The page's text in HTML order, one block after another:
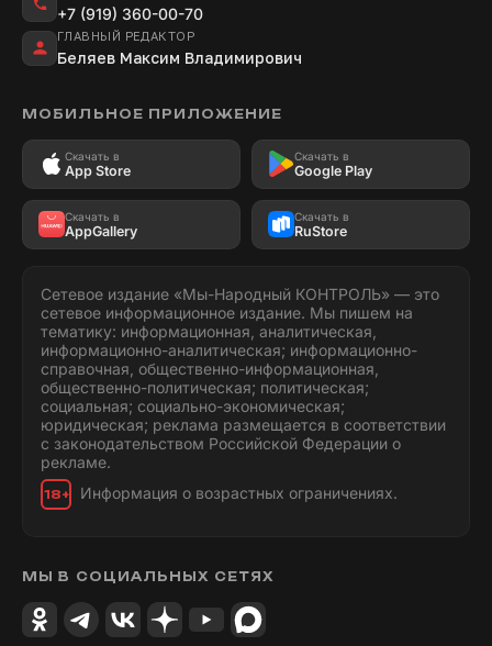
+7 (919) 360-00-70
ГЛАВНЫЙ РЕДАКТОР
Беляев Максим Владимирович
МОБИЛЬНОЕ ПРИЛОЖЕНИЕ
Скачать в
App Store
Скачать в
Google Play
Скачать в
AppGallery
Скачать в
RuStore
Сетевое издание «Мы-Народный КОНТРОЛЬ» — это
сетевое информационное издание. Мы пишем на
тематику: информационная, аналитическая,
информационно-аналитическая; информационно-
справочная, общественно-информационная,
общественно-политическая; политическая;
социальная; социально-экономическая;
юридическая; реклама размещается в соответствии
с законодательством Российской Федерации о
рекламе.
18+ Информация о возрастных ограничениях.
МЫ В СОЦИАЛЬНЫХ СЕТЯХ